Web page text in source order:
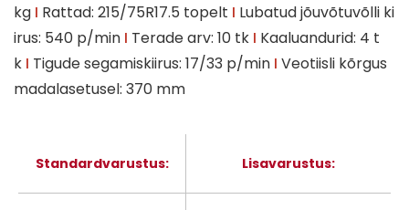
kg I Rattad: 215/75R17.5 topelt I Lubatud jõuvõtuvõlli ki
irus: 540 p/min I Terade arv: 10 tk I Kaaluandurid: 4 t
k I Tigude segamiskiirus: 17/33 p/min I Veotiisli kõrgus
madalasetusel: 370 mm
Standardvarustus: Lisavarustus: